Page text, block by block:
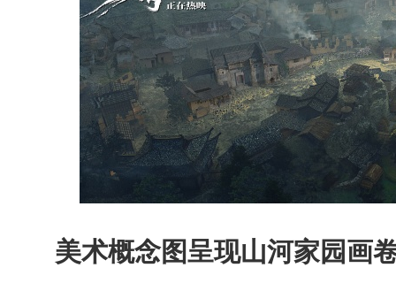
美术概念图呈现山河家园画